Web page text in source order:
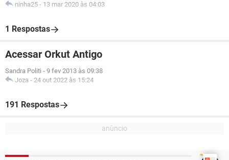
ninha25 - 13 mar 2020 às 04:03
1 Respostas
Acessar Orkut Antigo
Sandra Politi - 9 fev 2013 às 09:38
Joza - 24 out 2022 às 15:24
191 Respostas